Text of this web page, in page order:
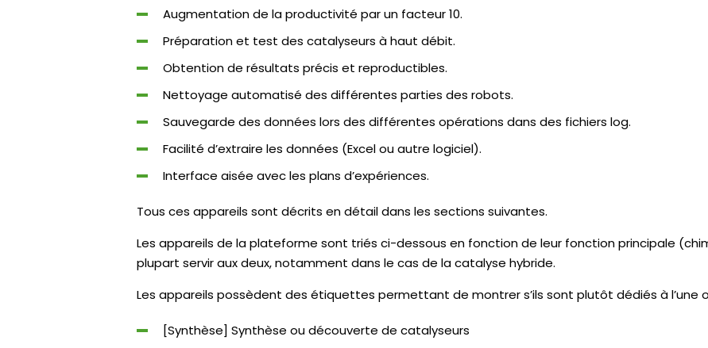
Augmentation de la productivité par un facteur 10.
Préparation et test des catalyseurs à haut débit.
Obtention de résultats précis et reproductibles.
Nettoyage automatisé des différentes parties des robots.
Sauvegarde des données lors des différentes opérations dans des fichiers log.
Facilité d’extraire les données (Excel ou autre logiciel).
Interface aisée avec les plans d’expériences.
Tous ces appareils sont décrits en détail dans les sections suivantes.
Les appareils de la plateforme sont triés ci-dessous en fonction de leur fonction principale
plupart servir aux deux, notamment dans le cas de la catalyse hybride.
Les appareils possèdent des étiquettes permettant de montrer s’ils sont plutôt dédiés à l’une
[Synthèse] Synthèse ou découverte de catalyseurs